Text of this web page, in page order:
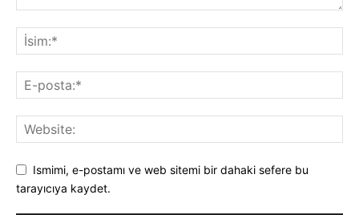
Ismimi, e-postamı ve web sitemi bir dahaki sefere bu
tarayıcıya kaydet.